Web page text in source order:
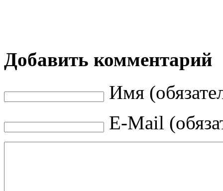
Добавить комментарий
Имя
E-Mail